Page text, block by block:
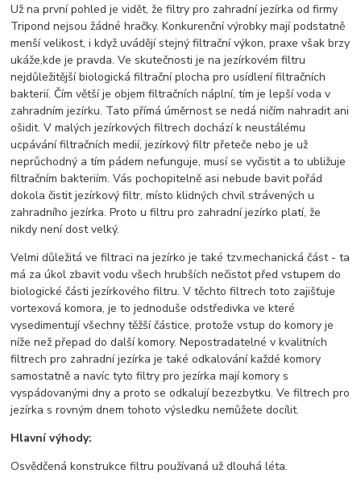
Už na první pohled je vidět, že filtry pro zahradní jezírka od firmy
Tripond nejsou žádné hračky. Konkurenční výrobky mají podstatně
menší velikost, i když uvádějí stejný filtrační výkon, praxe však brzy
ukáže,kde je pravda. Ve skutečnosti je na jezírkovém filtru
nejdůležitější biologická filtrační plocha pro usídlení filtračních
bakterií. Čím větší je objem filtračních náplní, tím je lepší voda v
zahradním jezírku. Tato přímá úměrnost se nedá ničím nahradit ani
ošidit. V malých jezírkových filtrech dochází k neustálému
ucpávání filtračních medií, jezírkový filtr přeteče nebo je už
neprůchodný a tím pádem nefunguje, musí se vyčistit a to ubližuje
filtračním bakteriím. Vás pochopitelně asi nebude bavit pořád
dokola čistit jezírkový filtr, místo klidných chvil strávených u
zahradního jezírka. Proto u filtru pro zahradní jezírko platí, že
nikdy není dost velký.
Velmi důležitá ve filtraci na jezírko je také tzv.mechanická část - ta
má za úkol zbavit vodu všech hrubších nečistot před vstupem do
biologické části jezírkového filtru. V těchto filtrech toto zajišťuje
vortexová komora, je to jednoduše odstředivka ve které
vysedimentují všechny těžší částice, protože vstup do komory je
níže než přepad do další komory. Nepostradatelné v kvalitních
filtrech pro zahradní jezírka je také odkalování každé komory
samostatně a navíc tyto filtry pro jezírka mají komory s
vyspádovanými dny a proto se odkalují bezezbytku. Ve filtrech pro
jezírka s rovným dnem tohoto výsledku nemůžete docílit.
Hlavní výhody:
Osvědčená konstrukce filtru používaná už dlouhá léta.